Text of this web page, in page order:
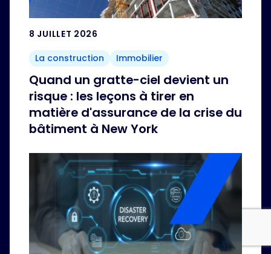
8 JUILLET 2026
La construction
Immobilier
Quand un gratte-ciel devient un
risque : les leçons à tirer en
matière d'assurance de la crise du
bâtiment à New York